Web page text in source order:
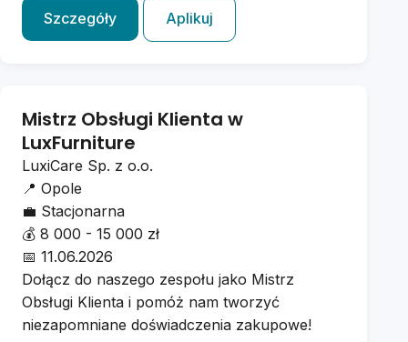
Szczegóły Aplikuj
Mistrz Obsługi Klienta w
LuxFurniture
LuxiCare Sp. z o.o.
📍 Opole
💼 Stacjonarna
💰 8 000 - 15 000 zł
📅 11.06.2026
Dołącz do naszego zespołu jako Mistrz
Obsługi Klienta i pomóż nam tworzyć
niezapomniane doświadczenia zakupowe!